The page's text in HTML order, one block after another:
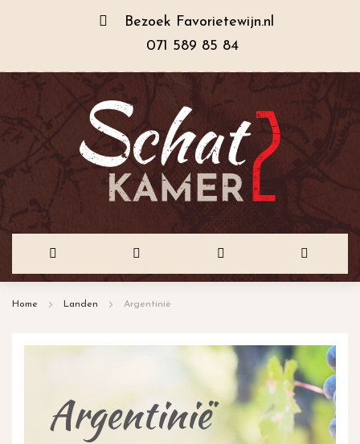
Bezoek Favorietewijn.nl
071 589 85 84
Home Landen Argentinië
Argentinië